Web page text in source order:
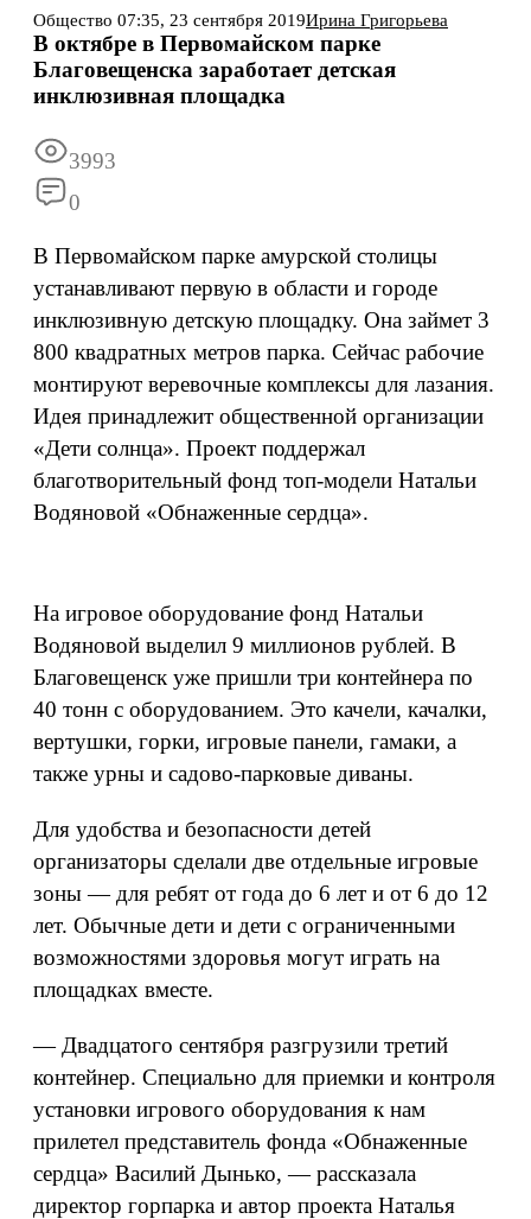
Подписка Реклама Все новости
Общество 07:35, 23 сентября 2019Ирина Григорьева
В октябре в Первомайском парке
Благовещенска заработает детская
инклюзивная площадка
3993
0
В Первомайском парке амурской столицы
устанавливают первую в области и городе
инклюзивную детскую площадку. Она займет 3
800 квадратных метров парка. Сейчас рабочие
монтируют веревочные комплексы для лазания.
Идея принадлежит общественной организации
«Дети солнца». Проект поддержал
благотворительный фонд топ-модели Натальи
Водяновой «Обнаженные сердца».
На игровое оборудование фонд Натальи
Водяновой выделил 9 миллионов рублей. В
Благовещенск уже пришли три контейнера по
40 тонн с оборудованием. Это качели, качалки,
вертушки, горки, игровые панели, гамаки, а
также урны и садово-парковые диваны.
Для удобства и безопасности детей
организаторы сделали две отдельные игровые
зоны — для ребят от года до 6 лет и от 6 до 12
лет. Обычные дети и дети с ограниченными
возможностями здоровья могут играть на
площадках вместе.
— Двадцатого сентября разгрузили третий
контейнер. Специально для приемки и контроля
установки игрового оборудования к нам
прилетел представитель фонда «Обнаженные
сердца» Василий Дынько, — рассказала
директор горпарка и автор проекта Наталья